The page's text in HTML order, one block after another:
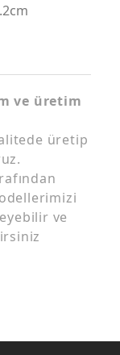
ve üretim
üretip
ve